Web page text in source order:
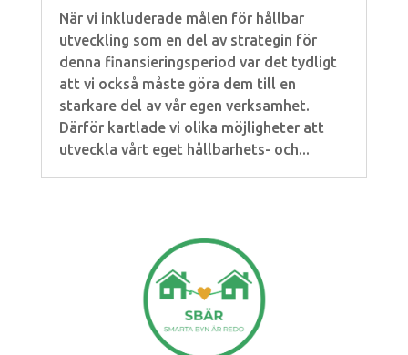
När vi inkluderade målen för hållbar
utveckling som en del av strategin för
denna finansieringsperiod var det tydligt
att vi också måste göra dem till en
starkare del av vår egen verksamhet.
Därför kartlade vi olika möjligheter att
utveckla vårt eget hållbarhets- och...